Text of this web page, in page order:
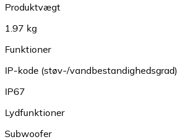
Produktvægt
1.97 kg
Funktioner
IP-kode (støv-/vandbestandighedsgrad)
IP67
Lydfunktioner
Subwoofer